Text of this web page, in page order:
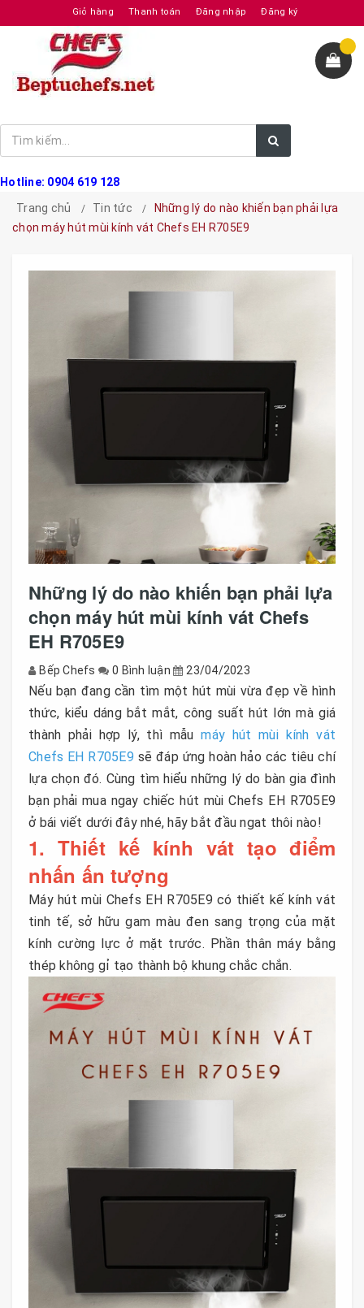
Giỏ hàng Thanh toán Đăng nhập Đăng ký
Hotline: 0904 619 128
Trang chủ
Tin tức
Những lý do nào khiến bạn phải lựa
chọn máy hút mùi kính vát Chefs EH R705E9
Những lý do nào khiến bạn phải lựa
chọn máy hút mùi kính vát Chefs
EH R705E9
Bếp Chefs 0 Bình luận 23/04/2023
Nếu bạn đang cần tìm một hút mùi vừa đẹp về hình
thức, kiểu dáng bắt mắt, công suất hút lớn mà giá
thành phải hợp lý, thì mẫumáy hút mùi kính vát
Chefs EH R705E9 sẽ đáp ứng hoàn hảo các tiêu chí
lựa chọn đó. Cùng tìm hiểu những lý do bàn gia đình
bạn phải mua ngay chiếc hút mùi Chefs EH R705E9
ở bái viết dưới đây nhé, hãy bắt đầu ngat thôi nào!
1. Thiết kế kính vát tạo điểm
nhấn ấn tượng
Máy hút mùi Chefs EH R705E9 có thiết kế kính vát
tinh tế, sở hữu gam màu đen sang trọng của mặt
kính cường lực ở mặt trước. Phần thân máy bằng
thép không gỉ tạo thành bộ khung chắc chắn.